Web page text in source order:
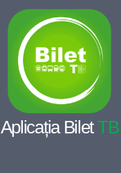
Aplicația BiletTB